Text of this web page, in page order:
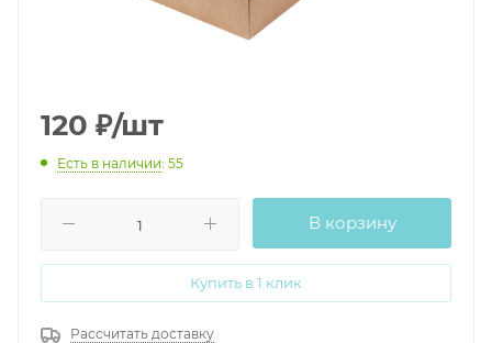
120 ₽/шт
Есть в наличии: 55
В корзину
Купить в 1 клик
Рассчитать доставку